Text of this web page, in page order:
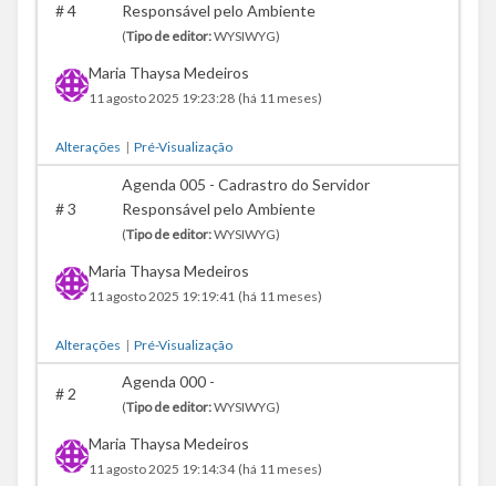
#4
Responsável pelo Ambiente
(Tipo de editor:WYSIWYG)
Maria Thaysa Medeiros
11 agosto 2025 19:23:28 (há 11 meses)
Alterações | Pré-Visualização
#3
Agenda 005 - Cadrastro do Servidor
Responsável pelo Ambiente
(Tipo de editor:WYSIWYG)
Maria Thaysa Medeiros
11 agosto 2025 19:19:41 (há 11 meses)
Alterações | Pré-Visualização
#2
Agenda 000 -
(Tipo de editor:WYSIWYG)
Maria Thaysa Medeiros
11 agosto 2025 19:14:34 (há 11 meses)